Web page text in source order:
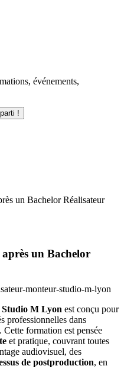
événements,
!
un Bachelor Réalisateur
un Bachelor
Studio M Lyon est conçu pour
professionnelles dans
formation est pensée
et pratique, couvrant toutes
audiovisuel, des
de postproduction, en